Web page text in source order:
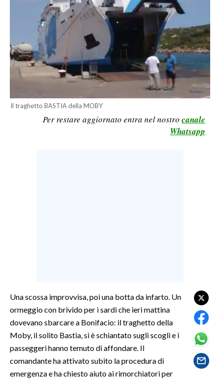
ECONOMIA
SERVIZI ALLE IMPRESE
LAVORO
BANDI
SPORT IN SARDEGNA
GOSSIP
SALUTE
SARDEGNA TURISMO
Il traghetto BASTIA della MOBY
Per restare aggiornato entra nel nostro canale
Whatsapp
Una scossa improvvisa, poi una botta da infarto. Un
ormeggio con brivido per i sardi che ieri mattina
dovevano sbarcare a Bonifacio: il traghetto della
Moby, il solito Bastia, si è schiantato sugli scogli e i
passeggeri hanno temuto di affondare. Il
comandante ha attivato subito la procedura di
emergenza e ha chiesto aiuto ai rimorchiatori per